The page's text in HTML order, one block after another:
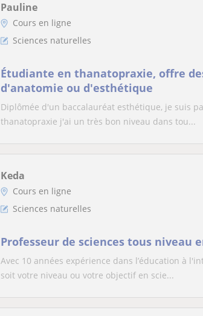
Pauline
Cours en ligne
Sciences naturelles
Étudiante en thanatopraxie, offre
d'anatomie ou d'esthétique
Diplômée d'un baccalauréat esthétique, je suis
thanatopraxie j'ai un très bon niveau dans tou...
Keda
Cours en ligne
Sciences naturelles
Professeur de sciences tous niveau
Avec 10 années expérience dans l’éducation à
soit votre niveau ou votre objectif en scie...